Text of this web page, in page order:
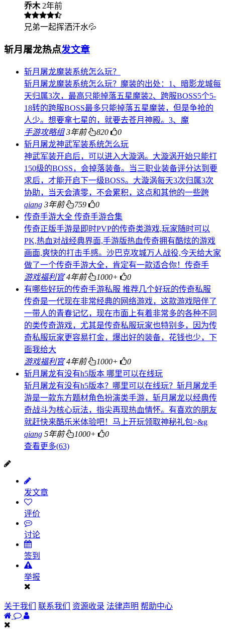
乔木 2年前
兄弟一起挥洒汗水💦
斩月屠龙热点发文章
斩月屠龙魔装系统怎么玩？
斩月屠龙魔装系统怎么玩？魔装的出处：1、暗影龙城每
天归属3次，最高只能掉落五星魔装2、跨服BOSS5个5-
18转的跨服BOSS最多只能掉落五星魔装，但是争抢的
人少。想要拿七星的，就要去苍月神殿。3、魔
手游攻略组 3年前 820
0
斩月屠龙神武军装系统怎么玩
神武军装开启后，可以进入大漩涡。大漩涡开始只能打
150级的BOSS，会掉落装备。当三职业装备评分达到要
求后，才能开启下一级BOSS。大漩涡每天3次归属3次
协助，当天会清零，不会累积，这点和其他的一些跨
qiang 3年前 759
0
传奇手游大全 传奇手游合集
传奇正版手游是即时PVP的传奇类游戏,玩家随时可以
PK,热血对战经典界面,手游版热血传奇拥有酷炫的游戏
画面,爽快的打击手感。沙巴克攻城万人战役,今天给大家
做了一个传奇手游大全，肯定有一款适合你！传奇手
游戏福利官 4年前 1000+
0
有哪些好玩的传奇手游私服 推荐几个好玩的传奇私服
传奇是一代现在非常经典的网络游戏，这款游戏陪伴了
一带人的青春记忆，现在市面上有着非常多的各种不同
的类传奇游戏，尤其是传奇私服玩家也特别多，因为传
奇私服玩家更容易打金，爆出好的装备，花钱也少，下
面我给大
游戏福利官 4年前 1000+
0
斩月屠龙有没有h5版本 哪里可以在线玩
斩月屠龙有没有h5版本？哪里可以在线玩？斩月屠龙手
游是一款东方题材角色扮演类手游，斩月屠龙以经典传
奇战斗为核心玩法，指尖再现热血情怀。有喜欢的朋友
就赶快来酷乐米体验吧！马上开玩领取神秘礼包>&g
qiang 5年前 1000+
0
查看更多(63)
发文章
评价
讨论
签到
举报
关于我们 联系我们 资源收录 法律声明 帮助中心